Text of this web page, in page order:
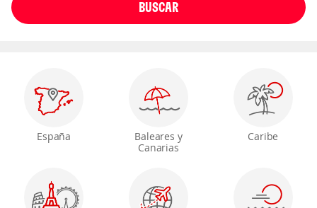
España
Baleares y
Canarias
Caribe